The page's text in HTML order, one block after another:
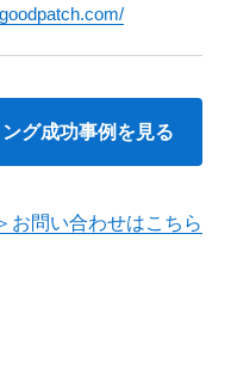
グ成功事例を見る
お問い合わせはこちら